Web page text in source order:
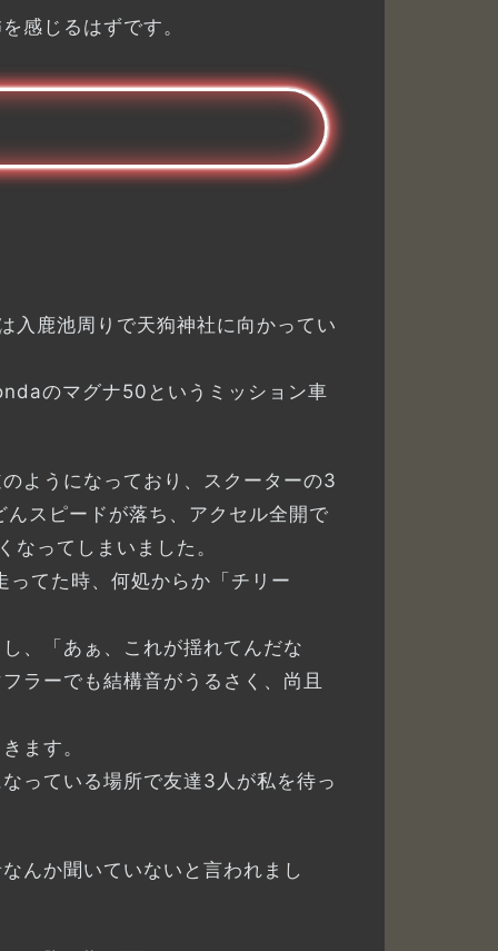
感じるはずです。
入鹿池周りで天狗神社に向かってい
のマグナ50というミッション車
ようになっており、スクーターの3
スピードが落ち、アクセル全開で
ってしまいました。
てた時、何処からか「チリー
、「あぁ、これが揺れてんだな
ラーでも結構音がうるさく、尚且
ます。
っている場所で友達3人が私を待っ
んか聞いていないと言われまし